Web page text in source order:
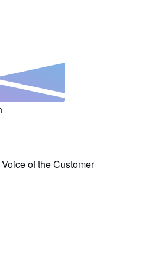
of the Customer